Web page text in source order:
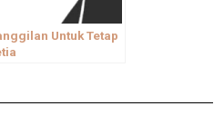
Untuk Tetap